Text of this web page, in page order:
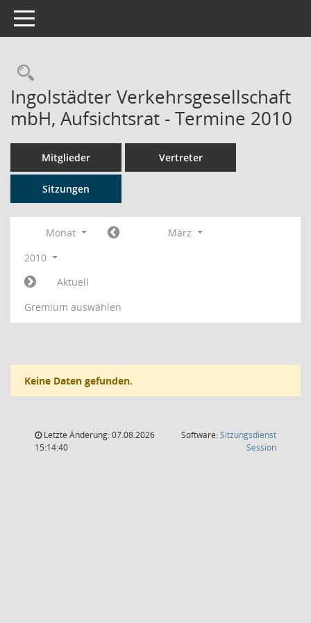
Toggle navigation
Rechercheauswahl
Ingolstädter Verkehrsgesellschaft
mbH, Aufsichtsrat - Termine 2010
Mitglieder Vertreter
Sitzungen
Monat
März
2010
Aktuell
Gremium auswählen
Keine Daten gefunden.
Letzte Änderung: 07.08.2026
15:14:40
Software:Sitzungsdienst
Session(Wird in